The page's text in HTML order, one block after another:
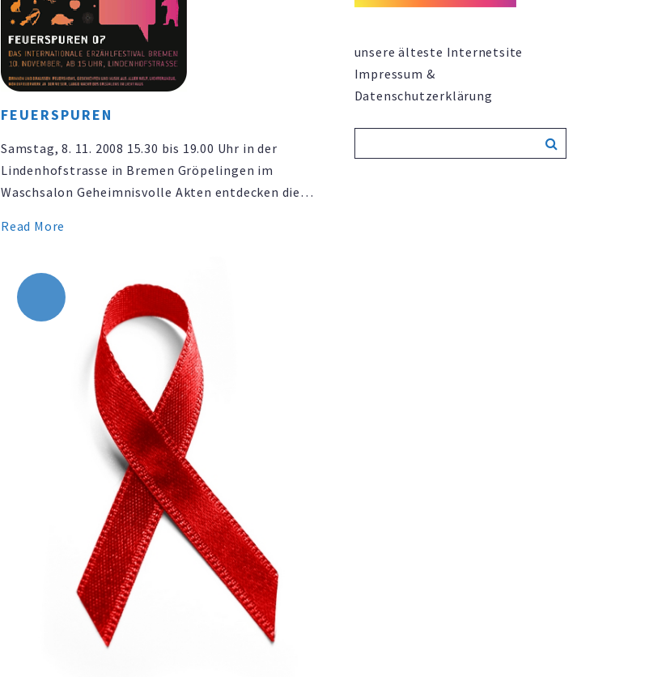
FEUERSPUREN
Samstag, 8. 11. 2008 15.30 bis 19.00 Uhr in der
Lindenhofstrasse in Bremen Gröpelingen im
Waschsalon Geheimnisvolle Akten entdecken die
Kloss, die mit manchmal lustigen aber auch
für Polen! wunderliche Begegnungen mit dem Land
der Dichter und …
Read More
unsere älteste Internetsite
Impressum &
Datenschutzerklärung